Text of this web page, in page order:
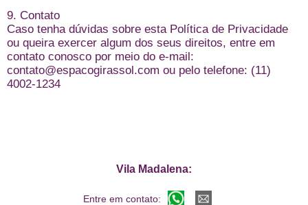
9. Contato
Caso tenha dúvidas sobre esta Política de Privacidade
ou queira exercer algum dos seus direitos, entre em
contato conosco por meio do e-mail:
contato@espacogirassol.com ou pelo telefone: (11)
4002-1234
Vila Madalena:
Entre em contato: